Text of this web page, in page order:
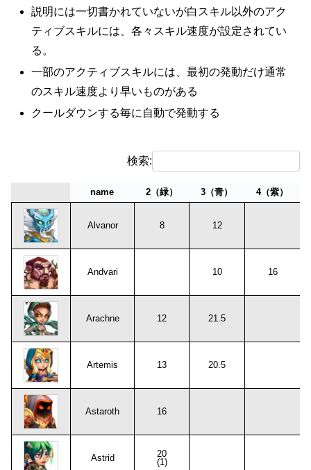
説明には一切書かれていないが白スキル以外のアク
ティブスキルには、各々スキル速度が設定されてい
る。
一部のアクティブスキルには、最初の発動だけ通常
のスキル速度より早いものがある
クールダウンする毎に自動で発動する
検索:
name 2（緑） 3（青）
4（紫）
name
2（緑） 3（青）
4（紫）
Alvanor
8 12
Andvari 10 16
Arachne 12 21.5
Artemis 13 20.5
Astaroth 16
Astrid
20
(1)